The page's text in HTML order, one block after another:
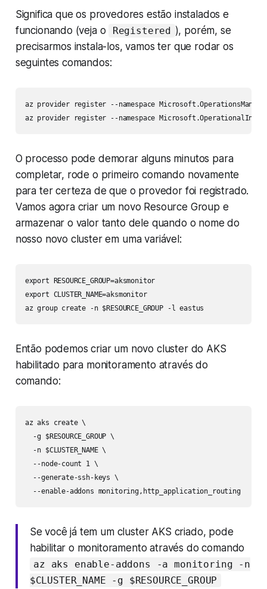
Significa que os provedores estão instalados e
funcionando (veja o
Registered ), porém, se
precisarmos instala-los, vamos ter que rodar os
seguintes comandos:
az provider register --namespace
az provider register --namespace
O processo pode demorar alguns minutos para
completar, rode o primeiro comando novamente
para ter certeza de que o provedor foi registrado.
Vamos agora criar um novo Resource Group e
armazenar o valor tanto dele quando o nome do
nosso novo cluster em uma variável:
export RESOURCE_GROUP=aksmonitor
export CLUSTER_NAME=aksmonitor
az group create -n $RESOURCE_GROUP -l eastus
Então podemos criar um novo cluster do AKS
habilitado para monitoramento através do
comando:
az aks create \
  -g $RESOURCE_GROUP \
  -n $CLUSTER_NAME \
  --node-count 1 \
  --generate-ssh-keys \
  --enable-addons monitoring,http_application_routing
Se você já tem um cluster AKS criado, pode
habilitar o monitoramento através do comando
az aks enable-addons -a monitoring -n
$CLUSTER_NAME -g $RESOURCE_GROUP